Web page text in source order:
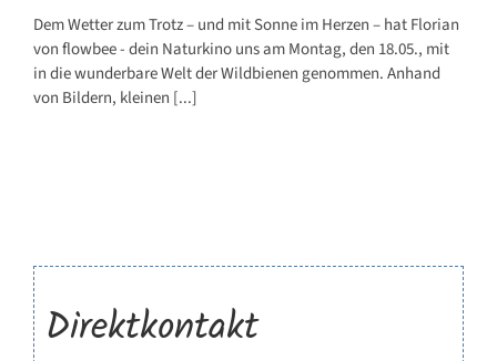
Dem Wetter zum Trotz – und mit Sonne im Herzen – hat Florian
von flowbee - dein Naturkino uns am Montag, den 18.05., mit
in die wunderbare Welt der Wildbienen genommen. Anhand
von Bildern, kleinen [...]
Direktkontakt